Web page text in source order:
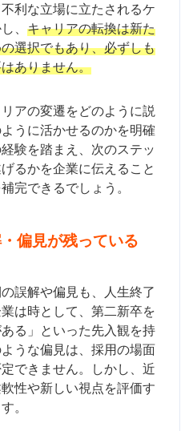
利な立場に立たされるケ
、 キャリアの転換は新た
選択でもあり、必ずしも
ありません。
アの変遷をどのように説
うに活かせるのかを明確
験を踏まえ、次のステッ
るかを企業に伝えること
完できるでしょう。
偏見が残っている
誤解や偏見も、人生終了
は時として、第二新卒を
る」といった先入観を持
うな偏見は、採用の場面
できません。しかし、近
性や新しい視点を評価す
。